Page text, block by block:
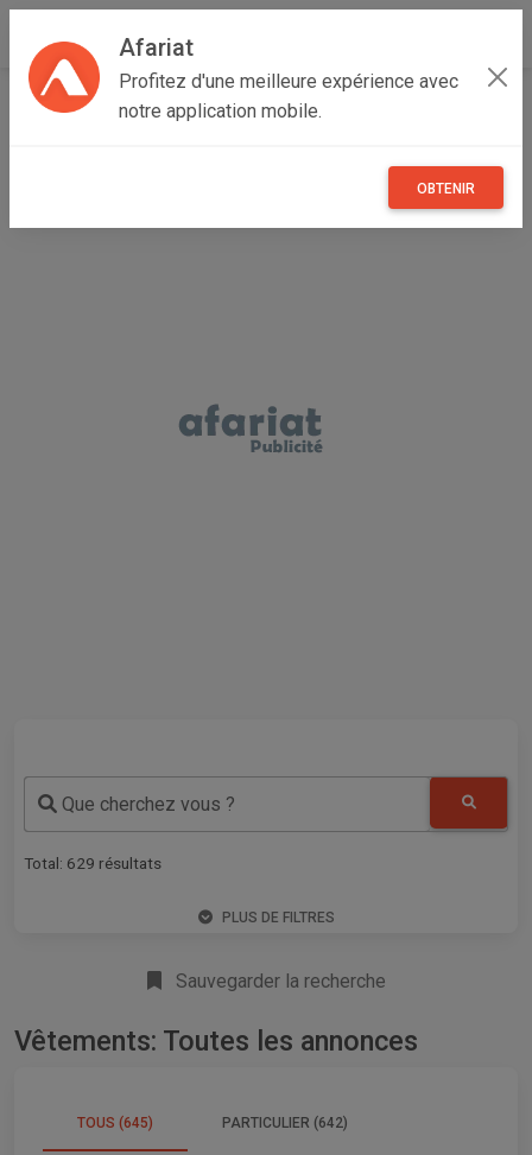
Afariat
Profitez d'une meilleure expérience avec
notre application mobile.
OBTENIR
Accueil Recherche
Vêtements et objets personnels
Que cherchez vous ?
Total: 629 résultats
PLUS DE FILTRES
Sauvegarder la recherche
Vêtements: Toutes les annonces
TOUS (645) PARTICULIER (642)